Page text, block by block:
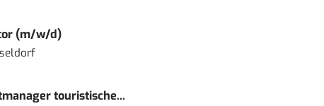
(m/w/d)
touristische...